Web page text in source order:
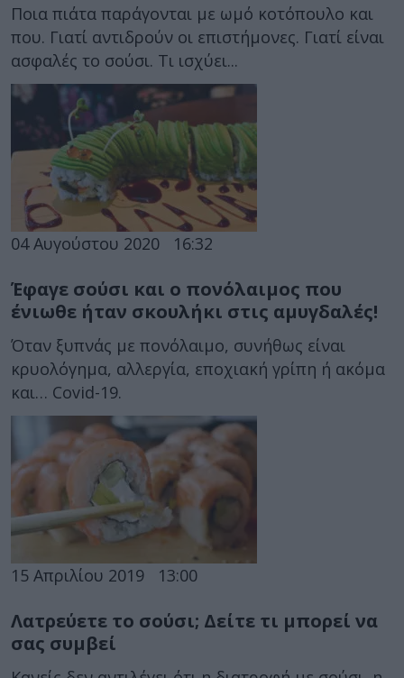
Ποια πιάτα παράγονται με ωμό κοτόπουλο και
που. Γιατί αντιδρούν οι επιστήμονες. Γιατί είναι
ασφαλές το σούσι. Τι ισχύει...
04 Αυγούστου 2020 16:32
Έφαγε σούσι και ο πονόλαιμος που
ένιωθε ήταν σκουλήκι στις αμυγδαλές!
Όταν ξυπνάς με πονόλαιμο, συνήθως είναι
κρυολόγημα, αλλεργία, εποχιακή γρίπη ή ακόμα
και… Covid-19.
15 Απριλίου 2019 13:00
Λατρεύετε το σούσι; Δείτε τι μπορεί να
σας συμβεί